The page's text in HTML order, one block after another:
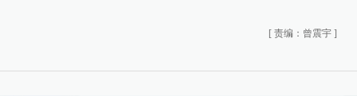
[ 责编：曾震宇 ]